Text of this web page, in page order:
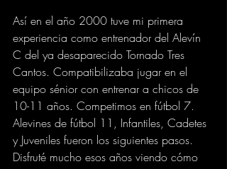
Así en el año 2000 tuve mi primera
experiencia como entrenador del Alevín
C del ya desaparecido Tornado Tres
Cantos. Compatibilizaba jugar en el
equipo sénior con entrenar a chicos de
10-11 años. Competimos en fútbol 7.
Alevines de fútbol 11, Infantiles, Cadetes
y Juveniles fueron los siguientes pasos.
Disfruté mucho esos años viendo cómo